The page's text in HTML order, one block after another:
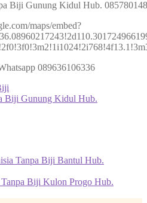
Biji Gunung Kidul Hub.
maps/embed?
089636106336
Biji Gunung Kidul Hub.
Tanpa Biji Bantul Hub.
Biji Kulon Progo Hub.